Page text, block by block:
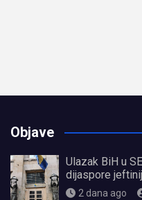
Objave
Ulazak BiH u
dijaspore
2 dana ago